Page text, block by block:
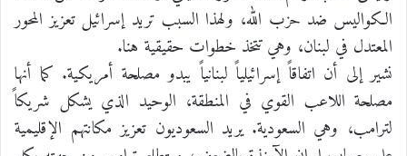
الكواليس ضد حزب الله، ولهذا السبب تريد إسرائيل تعزيز المحور
المعتدل في لبنان، وهي تتخذ خطوات حقيقية هنا.
نشير إلى أن اتفاقاً إسرائيلياً لبنانياً يبدو مصلحة أمريكية. كما أنها
مصلحة اللاعب القوي في المنطقة، الوحيد الذي يشكل شريكاً
لترامب، وهي السعودية. يريد السعوديون تعزيز مكانتهم الإقليمية